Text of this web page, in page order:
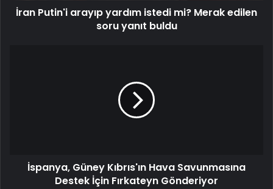
İran Putin'i arayıp yardım istedi mi? Merak edilen
soru yanıt buldu
İspanya, Güney Kıbrıs'ın Hava Savunmasına
Destek İçin Fırkateyn Gönderiyor